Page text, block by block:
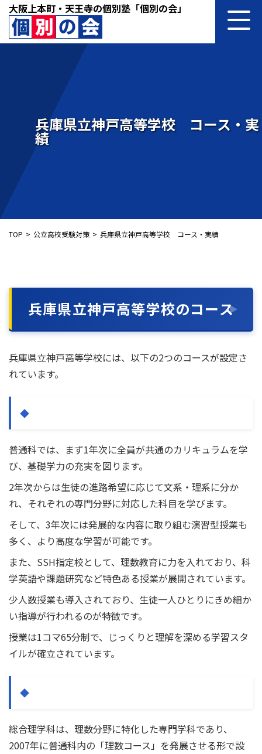
大阪上本町・天王寺の個別塾「個別の会」
兵庫県立神戸高等学校 コース・実
績
TOP 公立高校受験対策 兵庫県立神戸高等学校 コース・実績
兵庫県立神戸高等学校のコース
兵庫県立神戸高等学校には、以下の2つのコースが設定さ
れています。
普通科では、まず1年次に全員が共通のカリキュラムを学
び、基礎学力の充実を図ります。
2年次からは生徒の進路希望に応じて文系・理系に分か
れ、それぞれの専門分野に対応した科目を学びます。
そして、3年次には発展的な内容に取り組む演習型授業も
多く、より高度な学習が可能です。
また、SSH指定校として、理数教育に力を入れており、科
学英語や課題研究など特色ある授業が展開されています。
少人数授業も導入されており、生徒一人ひとりにきめ細か
い指導が行われるのが特徴です。
授業は1コマ65分制で、じっくりと理解を深める学習スタ
イルが確立されています。
総合理学科は、理数分野に特化した専門学科であり、
2007年に普通科内の「理数コース」を発展させる形で設